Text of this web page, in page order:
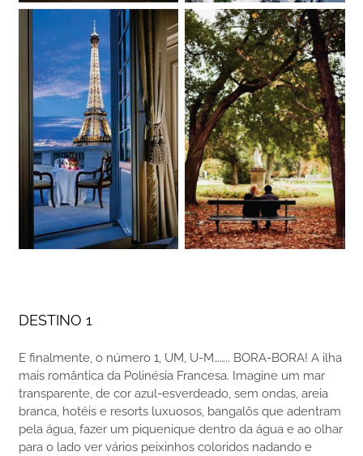
DESTINO 1
E finalmente, o número 1, UM, U-M…….. BORA-BORA! A ilha
mais romântica da Polinésia Francesa. Imagine um mar
transparente, de cor azul-esverdeado, sem ondas, areia
branca, hotéis e resorts luxuosos, bangalôs que adentram
pela água, fazer um piquenique dentro da água e ao olhar
para o lado ver vários peixinhos coloridos nadando e